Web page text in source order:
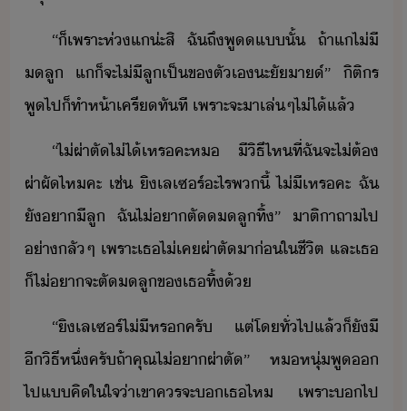
“​็​เพราะ​ห่​แ​่ะ​สิ​ ​ฉั​ถึ​พู​แ​ั้​ ​ถ้า​แ​ไ่ี​
ลู​ ​แ​็​จะ​ไ่ี​ลู​เป็​ข​ตัเ​ะั​า​​์​”​ ​ิติร​
พู​ไป​็​ทำ​ห้า​เครี​ทัที​ ​เพราะ​จะ​า​เล่​ๆ​ไ่ไ้​แล้
“​ไ่​ผ่าตั​ไ่ไ้​เหร​คะ​ห​ ​ี​ิธี​ไห​ที่​ฉั​จะ​ไ่ต้​
ผ่า​ผั​ไห​คะ​ ​เช่​ ​ิ​เลเซร์​ะไร​พ​ี้​ ​ไ่ี​เหร​คะ​ ​ฉั​
ั​า​ีลู​ ​ฉั​ไ่​า​ตั​​ลู​ทิ้​”​ ​าติ​า​ถา​ไป​
่า​ลั​ๆ​ ​เพราะ​เธ​ไ่เค​ผ่าตั​า​่​ใ​ชีิต​ ​และ​เธ​
็​ไ่​า​จะ​ตั​ลู​ข​เธ​ทิ้​้
“​ิ​เลเซร์​ไ่ี​หร​ครั​ ​แต่​โทั่ไปแล้​็​ั​ี​
ี​ิธี​หึ่​ครั​ถ้า​คุณ​ไ่​า​ผ่าตั​”​ ​ห​หุ่​พู​​
ไป​แ​คิใใจ​่า​เขา​ครจะ​​เธ​ไห​ ​เพราะ​​ไป​